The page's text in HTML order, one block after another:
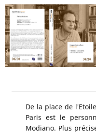
De la place de
Paris est le
Modiano. Plus